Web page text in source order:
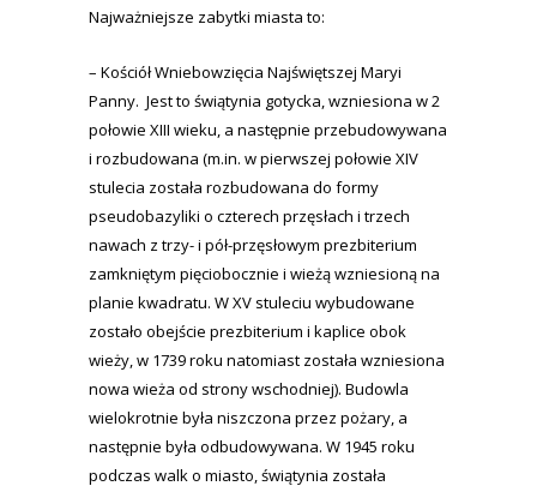
Najważniejsze zabytki miasta to:
– Kościół Wniebowzięcia Najświętszej Maryi
Panny. Jest to świątynia gotycka, wzniesiona w 2
połowie XIII wieku, a następnie przebudowywana
i rozbudowana (m.in. w pierwszej połowie XIV
stulecia została rozbudowana do formy
pseudobazyliki o czterech przęsłach i trzech
nawach z trzy- i pół-przęsłowym prezbiterium
zamkniętym pięciobocznie i wieżą wzniesioną na
planie kwadratu. W XV stuleciu wybudowane
zostało obejście prezbiterium i kaplice obok
wieży, w 1739 roku natomiast została wzniesiona
nowa wieża od strony wschodniej). Budowla
wielokrotnie była niszczona przez pożary, a
następnie była odbudowywana. W 1945 roku
podczas walk o miasto, świątynia została